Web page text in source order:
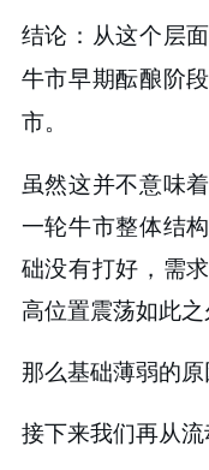
结论：从这个层
牛市早期酝酿阶
市。
虽然这并不意味
一轮牛市整体结
础没有打好，需
高位置震荡如此之
那么基础薄弱的
接下来我们再从